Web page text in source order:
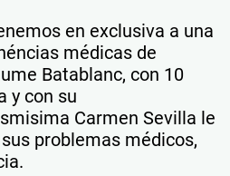
en exclusiva a una
médicas de
Batablanc, con 10
y con su
Carmen Sevilla le
problemas médicos,